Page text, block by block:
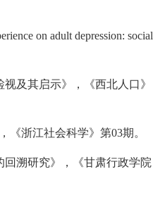
on adult depression: social
及其启示》，《西北人口》
《浙江社会科学》第03期。
溯研究》，《甘肃行政学院